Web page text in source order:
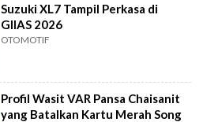
Suzuki XL7 Tampil Perkasa di
GIIAS 2026
OTOMOTIF
Profil Wasit VAR Pansa Chaisanit
yang Batalkan Kartu Merah Song